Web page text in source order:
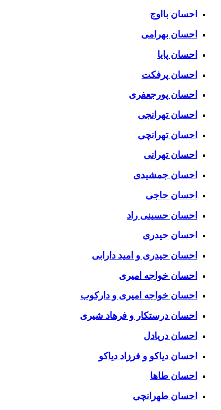
احسان بااوج
احسان بهرامی
احسان پایا
احسان پرفکت
احسان پورجعفری
احسان تهرانجی
احسان تهرانچی
احسان تهرانی
احسان جمشیدی
احسان حاجی
احسان حسینی راد
احسان حیدری
احسان حیدری و امید دارابی
احسان خواجه امیری
احسان خواجه امیری و دارکوب
احسان درستكار و فرهاد شيرى
احسان دریادل
احسان دیاکو و فرزاد دیاکو
احسان طاها
احسان طهرانچی